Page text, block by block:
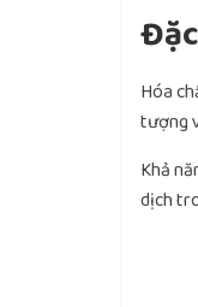
Hóa
tượng
Khả
dịch